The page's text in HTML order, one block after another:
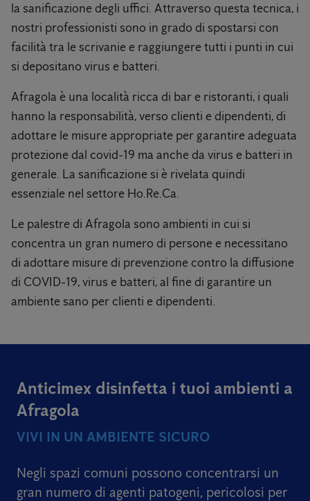
la sanificazione degli uffici. Attraverso questa tecnica, i
nostri professionisti sono in grado di spostarsi con
facilità tra le scrivanie e raggiungere tutti i punti in cui
si depositano virus e batteri.
Afragola è una località ricca di bar e ristoranti, i quali
hanno la responsabilità, verso clienti e dipendenti, di
adottare le misure appropriate per garantire adeguata
protezione dal covid-19 ma anche da virus e batteri in
generale. La sanificazione si è rivelata quindi
essenziale nel settore Ho.Re.Ca.
Le palestre di Afragola sono ambienti in cui si
concentra un gran numero di persone e necessitano
di adottare misure di prevenzione contro la diffusione
di COVID-19, virus e batteri, al fine di garantire un
ambiente sano per clienti e dipendenti.
Anticimex disinfetta i tuoi ambienti a
Afragola
VIVI IN UN AMBIENTE SICURO
Negli spazi comuni possono concentrarsi un
gran numero di agenti patogeni, pericolosi per